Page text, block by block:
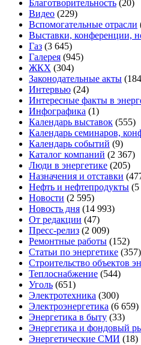
Благотворительность (20)
Видео (229)
Вспомогательные отрасли
Выставки, конференции,
Газ (3 645)
Галерея (945)
ЖКХ (304)
Законодательные акты
Интервью (24)
Интересные факты в
Инфографика (1)
Календарь выставок (555)
Календарь семинаров,
Календарь событий (9)
Каталог компаний (2 367)
Люди в энергетике (205)
Назначения и отставки
Нефть и нефтепродукты (5
Новости (2 595)
Новость дня (14 993)
От редакции (47)
Пресс-релиз (2 009)
Ремонтные работы (152)
Статьи по энергетике (357)
Строительство объектов
Теплоснабжение (544)
Уголь (651)
Электротехника (300)
Электроэнергетика (6 659)
Энергетика в быту (33)
Энергетика и фондовый
Энергетические СМИ (18)